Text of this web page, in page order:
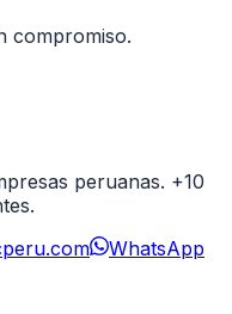
compromiso.
peruanas. +10
WhatsApp